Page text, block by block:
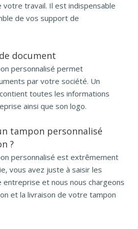
votre travail. Il est indispensable
de vos support de
document
personnalisé permet
par votre société. Un
toutes les informations
ainsi que son logo.
tampon personnalisé
?
personnalisé est extrêmement
vous avez juste à saisir les
et nous nous chargeons
et la livraison de votre tampon